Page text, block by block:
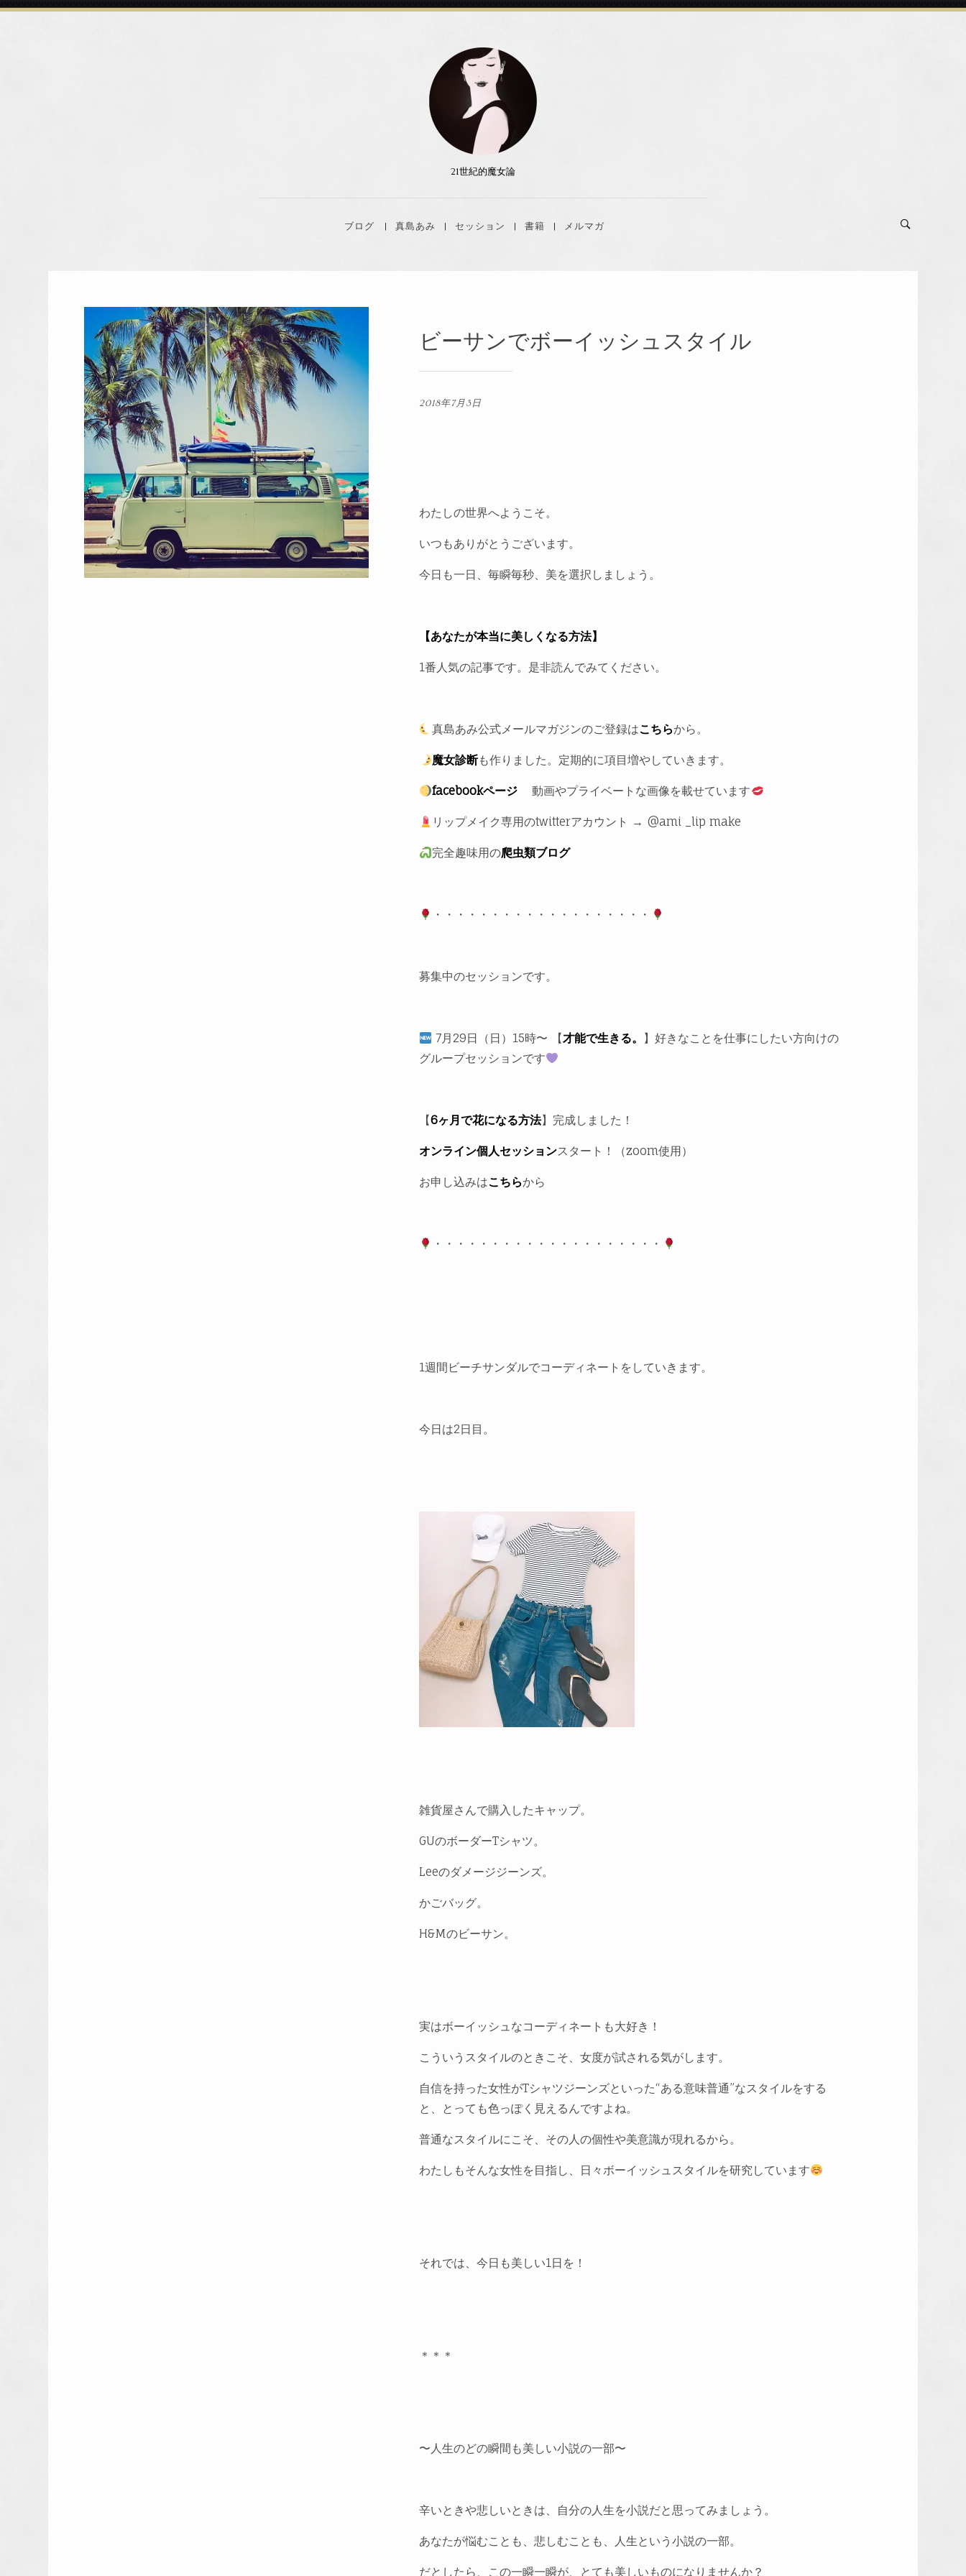
21世紀的魔女論
ブログ 真島あみ セッション 書籍 メルマガ
ビーサンでボーイッシュスタイル
2018年7月3日
わたしの世界へようこそ。
いつもありがとうございます。
今日も一日、毎瞬毎秒、美を選択しましょう。
【あなたが本当に美しくなる方法】
1番人気の記事です。是非読んでみてください。
真島あみ公式メールマガジンのご登録はこちらから。
魔女診断も作りました。定期的に項目増やしていきます。
facebookページ 動画やプライベートな画像を載せています
リップメイク専用のtwitterアカウント → @ami _lip make
完全趣味用の爬虫類ブログ
・・・・・・・・・・・・・・・・・・・
募集中のセッションです。
7月29日（日）15時〜 【才能で生きる。 】好きなことを仕事にしたい方向けの
グループセッションです
【6ヶ月で花になる方法】完成しました！
オンライン個人セッションスタート！（zoom使用）
お申し込みはこちらから
・・・・・・・・・・・・・・・・・・・・
1週間ビーチサンダルでコーディネートをしていきます。
今日は2日目。
雑貨屋さんで購入したキャップ。
GUのボーダーTシャツ。
Leeのダメージジーンズ。
かごバッグ。
H&Mのビーサン。
実はボーイッシュなコーディネートも大好き！
こういうスタイルのときこそ、女度が試される気がします。
自信を持った女性がTシャツジーンズといった“ある意味普通”なスタイルをする
と、とっても色っぽく見えるんですよね。
普通なスタイルにこそ、その人の個性や美意識が現れるから。
わたしもそんな女性を目指し、日々ボーイッシュスタイルを研究しています
それでは、今日も美しい1日を！
＊＊＊
〜人生のどの瞬間も美しい小説の一部〜
辛いときや悲しいときは、自分の人生を小説だと思ってみましょう。
あなたが悩むことも、悲しむことも、人生という小説の一部。
だとしたら、この一瞬一瞬が、とても美しいものになりませんか？